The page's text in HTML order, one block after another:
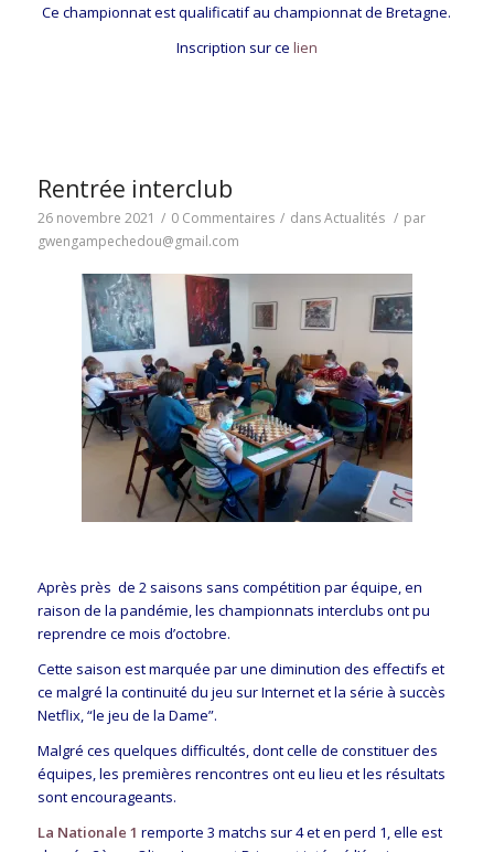
Ce championnat est qualificatif au championnat de Bretagne.
Inscription sur ce lien
Rentrée interclub
26 novembre 2021 / 0 Commentaires / dansActualités / par
gwengampechedou@gmail.com
Après près de 2 saisons sans compétition par équipe, en
raison de la pandémie, les championnats interclubs ont pu
reprendre ce mois d’octobre.
Cette saison est marquée par une diminution des effectifs et
ce malgré la continuité du jeu sur Internet et la série à succès
Netflix, “le jeu de la Dame”.
Malgré ces quelques difficultés, dont celle de constituer des
équipes, les premières rencontres ont eu lieu et les résultats
sont encourageants.
La Nationale 1 remporte 3 matchs sur 4 et en perd 1, elle est